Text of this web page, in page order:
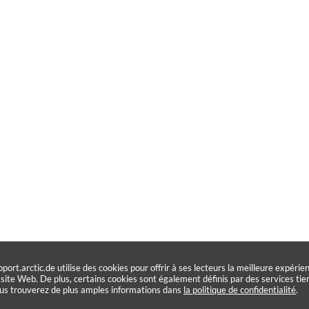
utilise des cookies pour offrir à ses lecteurs la meilleure
Web. De plus, certains cookies sont également définis par des services
trouverez de plus amples informations dans la politique de confidentialité.